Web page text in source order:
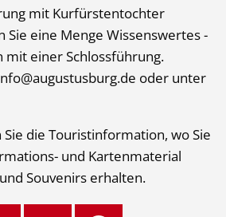
mit Kurfürstentochter
eine Menge Wissenswertes -
mit einer Schlossführung.
oder unter
die Touristinformation, wo Sie
und Kartenmaterial
Souvenirs erhalten.